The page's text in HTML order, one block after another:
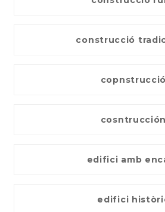
construcció
copnstrucció
cosntrucción
edifici amb
edifici